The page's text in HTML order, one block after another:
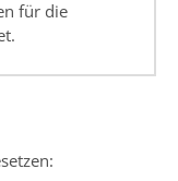
für die